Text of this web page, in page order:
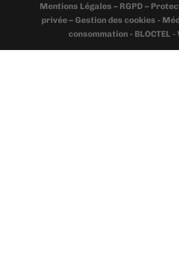
Mentions Légales – RGPD –
privée – Gestion des cookies -
consommation - BLOCTEL -